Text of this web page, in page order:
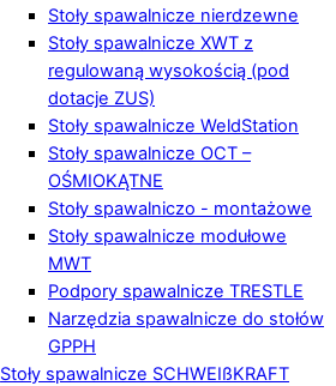
Stoły spawalnicze nierdzewne
Stoły spawalnicze XWT z
regulowaną wysokością (pod
dotacje ZUS)
Stoły spawalnicze WeldStation
Stoły spawalnicze OCT –
OŚMIOKĄTNE
Stoły spawalniczo - montażowe
Stoły spawalnicze modułowe
MWT
Podpory spawalnicze TRESTLE
Narzędzia spawalnicze do stołów
GPPH
Stoły spawalnicze SCHWEIßKRAFT